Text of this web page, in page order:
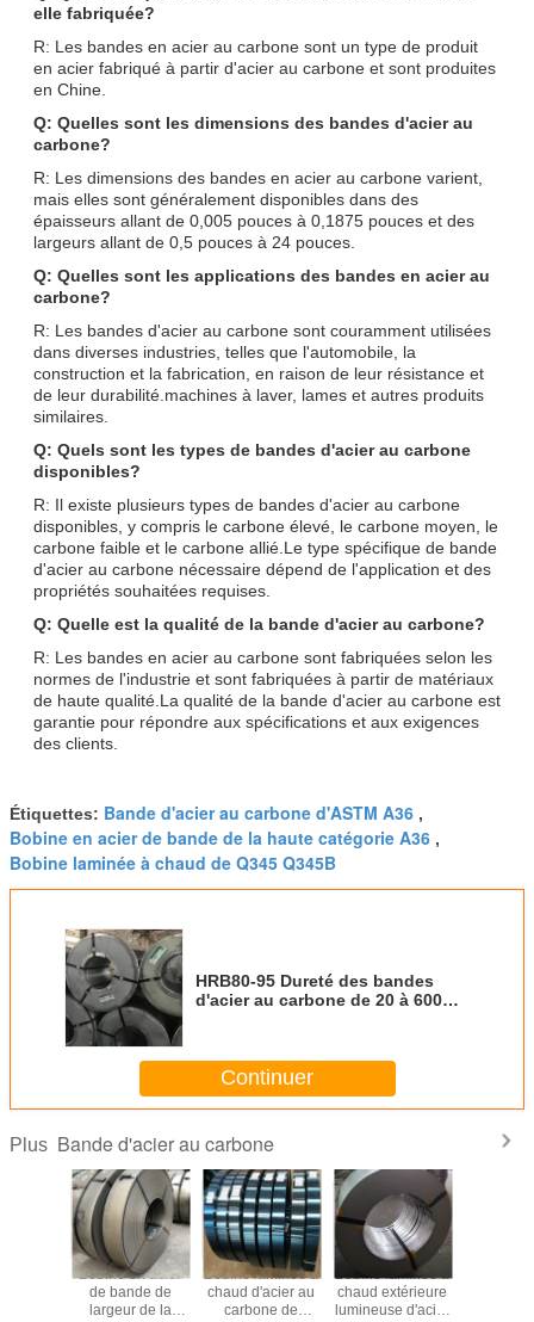
elle fabriquée?
R: Les bandes en acier au carbone sont un type de produit
en acier fabriqué à partir d'acier au carbone et sont produites
en Chine.
Q: Quelles sont les dimensions des bandes d'acier au
carbone?
R: Les dimensions des bandes en acier au carbone varient,
mais elles sont généralement disponibles dans des
épaisseurs allant de 0,005 pouces à 0,1875 pouces et des
largeurs allant de 0,5 pouces à 24 pouces.
Q: Quelles sont les applications des bandes en acier au
carbone?
R: Les bandes d'acier au carbone sont couramment utilisées
dans diverses industries, telles que l'automobile, la
construction et la fabrication, en raison de leur résistance et
de leur durabilité.machines à laver, lames et autres produits
similaires.
Q: Quels sont les types de bandes d'acier au carbone
disponibles?
R: Il existe plusieurs types de bandes d'acier au carbone
disponibles, y compris le carbone élevé, le carbone moyen, le
carbone faible et le carbone allié.Le type spécifique de bande
d'acier au carbone nécessaire dépend de l'application et des
propriétés souhaitées requises.
Q: Quelle est la qualité de la bande d'acier au carbone?
R: Les bandes en acier au carbone sont fabriquées selon les
normes de l'industrie et sont fabriquées à partir de matériaux
de haute qualité.La qualité de la bande d'acier au carbone est
garantie pour répondre aux spécifications et aux exigences
des clients.
Étiquettes: Bande d'acier au carbone d'ASTM A36 ,
Bobine en acier de bande de la haute catégorie A36 ,
Bobine laminée à chaud de Q345 Q345B
HRB80-95 Dureté des bandes
d'acier au carbone de 20 à 600
Continuer
Plus Bande d'acier au carbone
Bobine en acier
de bande de
largeur de la
Bobine laminée à
chaud d'acier au
carbone de
Bobine laminée à
chaud extérieure
lumineuse d'acier